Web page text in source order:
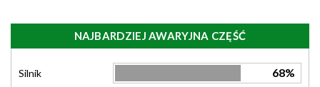
NAJBARDZIEJ AWARYJNA CZĘŚĆ
Silnik 68%